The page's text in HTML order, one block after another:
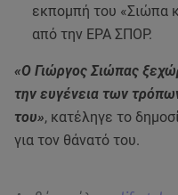
εκπομπή του «Σιώπα
από την ΕΡΑ ΣΠΟΡ.
«Ο Γιώργος Σιώπας
την ευγένεια των
του», κατέληγε το
για τον θάνατό του.